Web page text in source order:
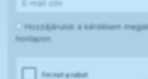
Hozzájárulok a kérdésem
honlapon